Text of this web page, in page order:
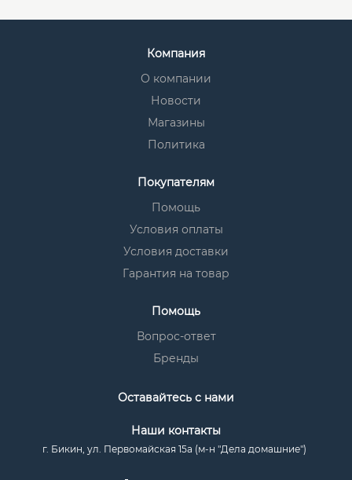
Компания
О компании
Новости
Магазины
Политика
Покупателям
Помощь
Условия оплаты
Условия доставки
Гарантия на товар
Помощь
Вопрос-ответ
Бренды
Оставайтесь с нами
Наши контакты
г. Бикин, ул. Первомайская 15а (м-н "Дела домашние")